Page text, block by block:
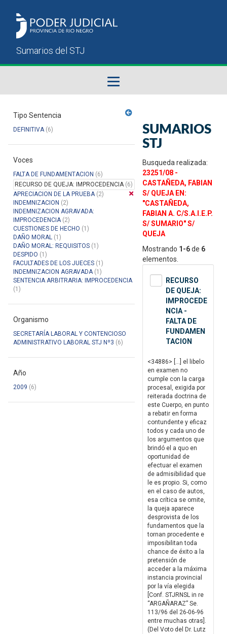
Sumarios del STJ
Manual del Usuario
Tipo Sentencia
DEFINITIVA(6)
Voces
FALTA DE FUNDAMENTACION (6)
RECURSO DE QUEJA: IMPROCEDENCIA(6)
APRECIACION DE LA PRUEBA(2)
INDEMNIZACION (2)
INDEMNIZACION AGRAVADA:
IMPROCEDENCIA(2)
CUESTIONES DE HECHO (1)
DAÑO MORAL (1)
DAÑO MORAL: REQUISITOS (1)
DESPIDO (1)
FACULTADES DE LOS JUECES (1)
INDEMNIZACION AGRAVADA(1)
SENTENCIA ARBITRARIA: IMPROCEDENCIA
(1)
Organismo
SECRETARÍA LABORAL Y CONTENCIOSO
ADMINISTRATIVO LABORAL STJ Nº3 (6)
Año
2009 (6)
SUMARIOS
STJ
Busqueda realizada:
23251/08 -
CASTAÑEDA, FABIAN
S/ QUEJA EN:
"CASTAÑEDA,
FABIAN A. C/S.A.I.E.P.
S/ SUMARIO" S/
QUEJA
Mostrando 1-6de 6
elementos.
RECURSO
DE QUEJA:
IMPROCEDE
NCIA -
FALTA DE
FUNDAMEN
TACION
<34886> […] el libelo
en examen no
cumple con la carga
procesal, exigida por
reiterada doctrina de
este Cuerpo, en punto
a rebatir en forma
contundente y eficaz
todos y cada uno de
los argumentos que
brindó el a quo en
oportunidad de
efectuar el examen
de admisibilidad que
le es propio. Si, como
en el caso de autos,
esa crítica se omite,
la queja aparece
desprovista de los
fundamentos que la
tornan procedente e
imposibilitan toda
chance de éxito a la
pretensión de
acceder a la máxima
instancia provincial
por la vía elegida
[Conf. STJRNSL in re
“ARGAÑARAZ” Se.
113/96 del 26-06-96
entre muchas otras].
(Del Voto del Dr. Lutz